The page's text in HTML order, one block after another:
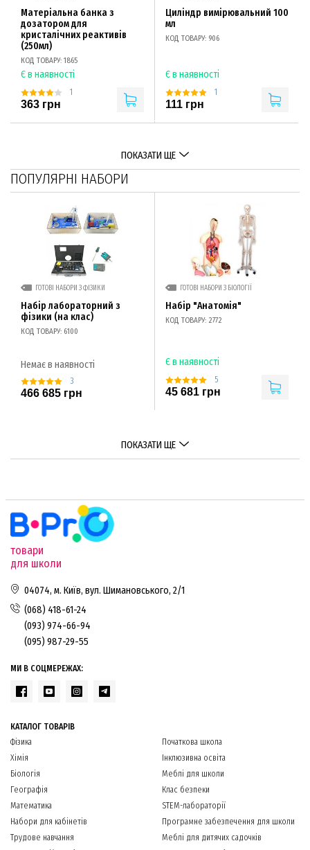
Матеріальна банка з
дозатором для
кристалічних реактивів
(250мл)
КОД ТОВАРУ: 1865
Є в наявності
1
363 грн
Циліндр вимірювальний 100
мл
КОД ТОВАРУ: 906
Є в наявності
1
111 грн
ПОКАЗАТИ ЩЕ
ПОПУЛЯРНІ НАБОРИ
ГОТОВІ НАБОРИ З ФІЗИКИ
Набір лабораторний з
фізики (на клас)
КОД ТОВАРУ: 6100
Немає в наявності
3
466 685 грн
ГОТОВІ НАБОРИ З БІОЛОГІЇ
Набір "Анатомія"
КОД ТОВАРУ: 2772
Є в наявності
5
45 681 грн
ПОКАЗАТИ ЩЕ
товари
для школи
04074, м. Київ, вул. Шимановського, 2/1
(068) 418-61-24
(093) 974-66-94
(095) 987-29-55
МИ В СОЦМЕРЕЖАХ:
КАТАЛОГ ТОВАРІВ
Фізика
Хімія
Біологія
Географія
Математика
Набори для кабінетів
Трудове навчання
Початкова школа
Інклюзивна освіта
Меблі для школи
Клас безпеки
STEM-лабораторії
Програмне забезпечення для школи
Меблі для дитячих садочків